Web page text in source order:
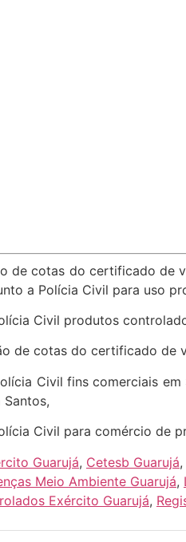
de cotas do certificado de
a Polícia Civil para uso
Civil produtos
de cotas do certificado de
Civil fins comerciais
Civil para comércio de
Guarujá, Cetesb Guarujá,
Meio Ambiente Guarujá,
Exército Guarujá,